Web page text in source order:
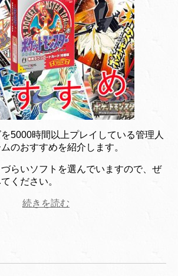
5000時間以上プレイしている管理人
のおすすめを紹介します。
らいソフトを選んでいますので、ぜ
ください。
続きを読む